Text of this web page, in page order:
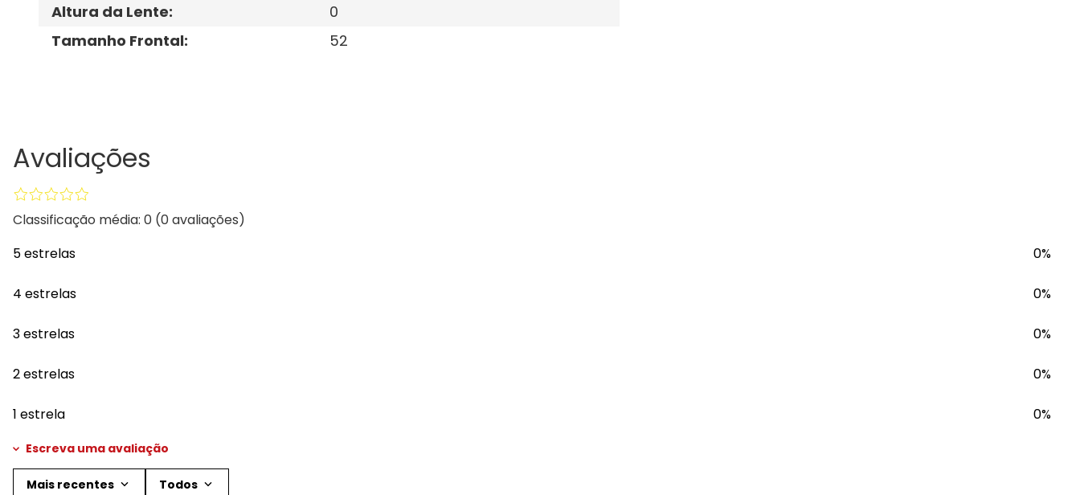
Altura da Lente:
0
Tamanho Frontal: 52
Avaliações
Classificação média: 0 (0 avaliações)
5 estrelas
0%
4 estrelas 0%
3 estrelas 0%
2 estrelas 0%
1 estrela 0%
Escreva uma avaliação
Mais recentes Todos